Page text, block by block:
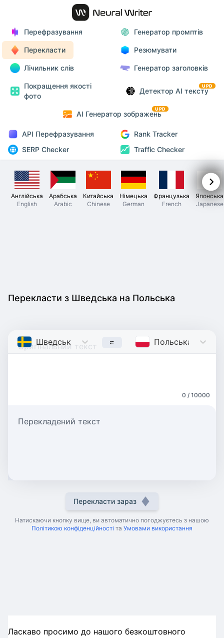
Перефразування Генератор промптів
Перекласти Резюмувати
Лічильник слів Генератор заголовків
Покращення якості
фото
Детектор AI тексту
UPD
AI Генератор зображень
UPD
API Перефразування
Rank Tracker
SERP Checker
Traffic Checker
Англійська
English
Арабська
Arabic
Китайська
Chinese
Німецька
German
Французька
French
Японська
Japanese
Перекласти з Шведська на Польська
Шведська Swedish Польська Polish
0 / 10000
Перекладений текст
Перекласти зараз
Натискаючи кнопку вище, ви автоматично погоджуєтесь з нашою
Політикою конфіденційності та Умовами використання
Ласкаво просимо до нашого безкоштовного